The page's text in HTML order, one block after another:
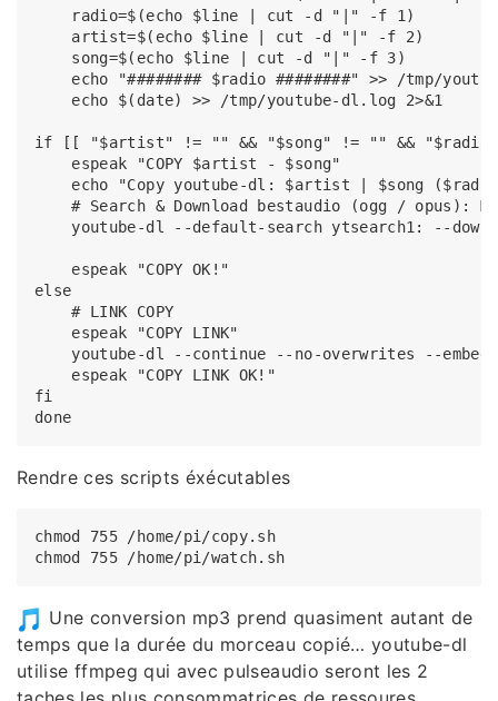
    radio=$(echo $line | cut -d "|" -f 1)
    artist=$(echo $line | cut -d "|" -f 2)
    song=$(echo $line | cut -d "|" -f 3)
echo "######## $radio ########" >> /tmp/
    echo $(date) >> /tmp/youtube-dl.log 2>&1
if [[ "$artist" != "" && "$song" != "" &&
    espeak "COPY $artist - $song"
echo "Copy youtube-dl: $artist | $song
# Search & Download bestaudio (ogg / opus):
youtube-dl --default-search ytsearch1: --
    espeak "COPY OK!"
else
    # LINK COPY
    espeak "COPY LINK"
youtube-dl --continue --no-overwrites --
    espeak "COPY LINK OK!"
fi
Rendre ces scripts éxécutables
chmod 755 /home/pi/copy.sh
Une conversion mp3 prend quasiment autant de
temps que la durée du morceau copié… youtube-dl
utilise ffmpeg qui avec pulseaudio seront les 2